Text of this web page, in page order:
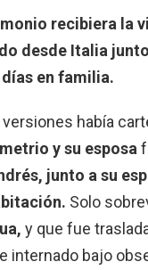
recibiera la
desde Italia
en familia.
había
y su esposa
junto a su
Solo
y que fue
internado bajo